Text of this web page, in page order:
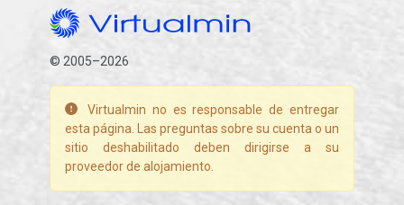
© 2005–2026
Virtualmin no es responsable de entregar
esta página. Las preguntas sobre su cuenta o un
sitio deshabilitado deben dirigirse a su
proveedor de alojamiento.